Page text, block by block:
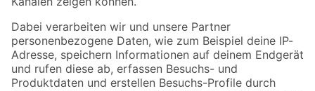
Folge uns
Zahlungsarten Versandarten